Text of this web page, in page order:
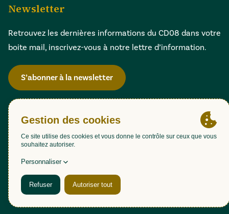
Newsletter
Retrouvez les dernières informations du CD08 dans votre
boite mail, inscrivez-vous à notre lettre d’information.
S’abonner à la newsletter
Gestion des cookies
Accessibilité : partiellement conforme (98,51%)
Mentions légales
Politique de confidentialité
Plan du site
Une création